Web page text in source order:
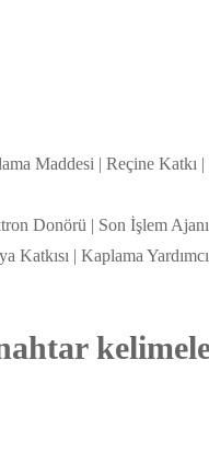
Maddesi | Reçine Katkı |
Donörü | Son İşlem
Katkısı | Kaplama